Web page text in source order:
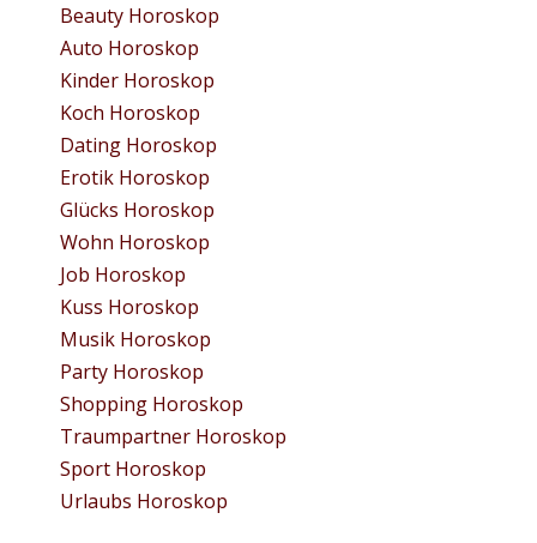
Beauty Horoskop
Auto Horoskop
Kinder Horoskop
Koch Horoskop
Dating Horoskop
Erotik Horoskop
Glücks Horoskop
Wohn Horoskop
Job Horoskop
Kuss Horoskop
Musik Horoskop
Party Horoskop
Shopping Horoskop
Traumpartner Horoskop
Sport Horoskop
Urlaubs Horoskop